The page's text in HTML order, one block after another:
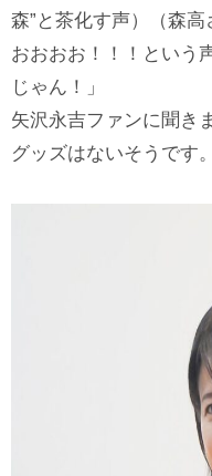
森”と茶化す声）（森
おおおお！！！という
じゃん！」
矢沢永吉ファンに聞き
グッズはないそうです。